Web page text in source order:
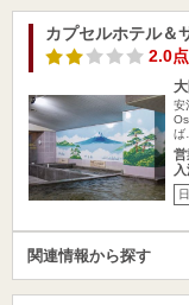
カプセルホテル＆
2.0点
安
ば
営
関連情報から探す